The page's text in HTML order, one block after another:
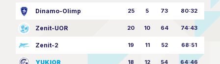
Dinamo-Olimp 25 5 73 80:32
Zenit-UOR 20 10 64 74:43
Zenit-2 19 11 52 68:51
YUKIOR 18 12 54 64:46